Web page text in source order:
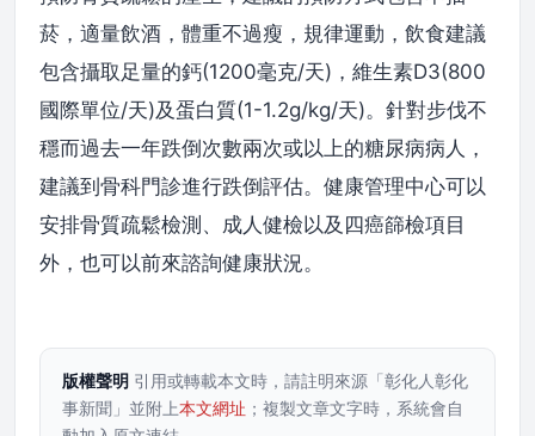
菸，適量飲酒，體重不過瘦，規律運動，飲食建議
包含攝取足量的鈣(1200毫克/天)，維生素D3(800
國際單位/天)及蛋白質(1-1.2g/kg/天)。針對步伐不
穩而過去一年跌倒次數兩次或以上的糖尿病病人，
建議到骨科門診進行跌倒評估。健康管理中心可以
安排骨質疏鬆檢測、成人健檢以及四癌篩檢項目
外，也可以前來諮詢健康狀況。
版權聲明 引用或轉載本文時，請註明來源「彰化人彰化
事新聞」並附上本文網址 ；複製文章文字時，系統會自